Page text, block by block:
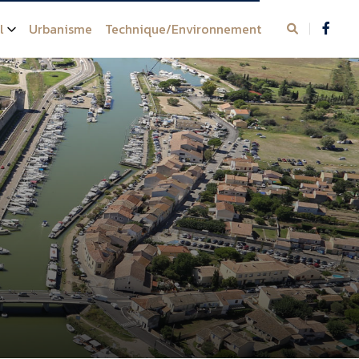
Urbanisme Technique/Environnement